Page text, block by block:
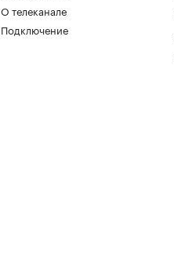
О телеканале
Подключение